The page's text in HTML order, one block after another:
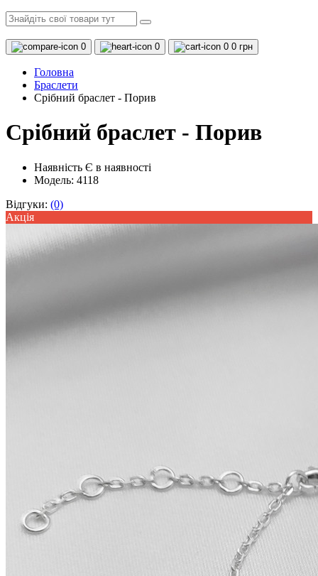
0 0 0 0 грн
Головна
Браслети
Срібний браслет - Порив
Срібний браслет - Порив
Наявність Є в наявності
Модель: 4118
Відгуки: (0)
Акцiя